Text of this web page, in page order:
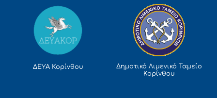
ΔΕΥΑ Κορίνθου
Δημοτικό Λιμενικό Ταμείο
Κορίνθου